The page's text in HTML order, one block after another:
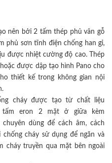
nên bởi 2 tấm thép phủ vân gỗ
phủ sơn tĩnh điện chống han gỉ,
được nhiệt cường độ cao. Thép
được dập tạo hình Pano cho
thiết kế trong không gian nội
cháy được tạo từ chất liệu
tấm eron 2 mặt ở giữa kèm
dùng để cách âm, cách
cháy sử dụng để ngăn và
cháy truyền qua mặt bên ngoài